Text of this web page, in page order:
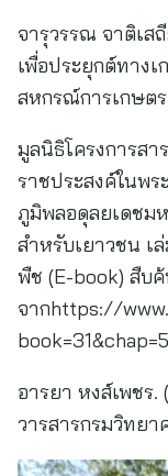
จารุวรรณ จาติเส
เพื่อประยุกต์ทาง
สหกรณ์การเกษต
มูลนิธิโครงการส
ราชประสงค์ในพ
ภูมิพลอดุลยเดชม
สำหรับเยาวชน เ
พืช (E-book) สืบค้
จากhttps://
อารยา หงส์เพชร.
วารสารกรมวิทยา